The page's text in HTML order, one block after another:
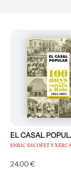
EL CASAL
ENRIC ESCOFET Y
24,00 €